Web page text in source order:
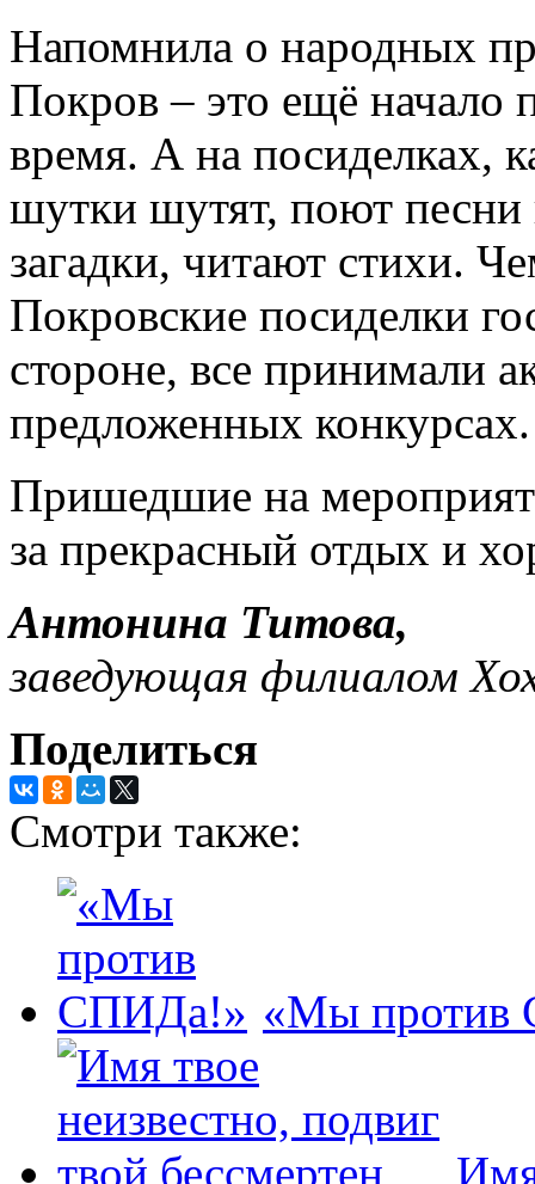
Напомнила о народных
Покров – это ещё начало
время. А на посиделках,
шутки шутят, поют
загадки, читают стихи.
Покровские посиделки
стороне, все принимали
предложенных конкурсах.
Пришедшие на
за прекрасный отдых и
Антонина Титова,
заведующая филиалом
Поделиться
Смотри также:
«Мы